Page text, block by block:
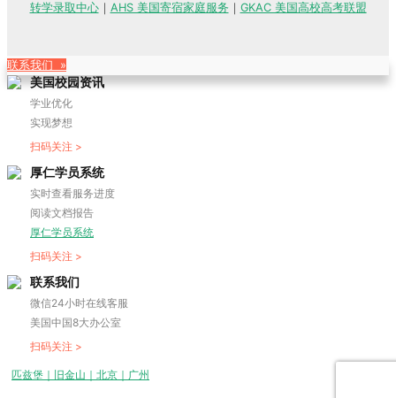
转学录取中心｜ AHS 美国寄宿家庭服务 ｜ GKAC 美国高校高考联盟
联系我们 »
美国校园资讯
学业优化
实现梦想
扫码关注 >
厚仁学员系统
实时查看服务进度
阅读文档报告
厚仁学员系统
扫码关注 >
联系我们
微信24小时在线客服
美国中国8大办公室
扫码关注 >
匹兹堡｜旧金山｜北京｜广州